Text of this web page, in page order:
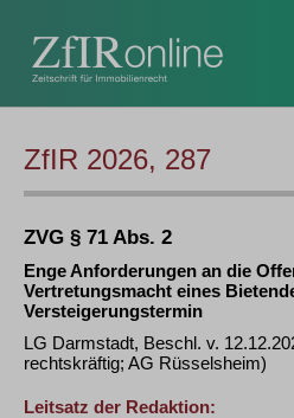
ZfIR 2026, 287
ZVG § 71 Abs. 2
Enge Anforderungen an die
Vertretungsmacht eines
Versteigerungstermin
LG Darmstadt, Beschl. v.
rechtskräftig; AG Rüsselsheim)
Leitsatz der Redaktion: